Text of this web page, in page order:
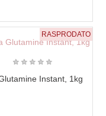
RASPRODATO
★ ★ ★ ★ ★
Instant, 1kg